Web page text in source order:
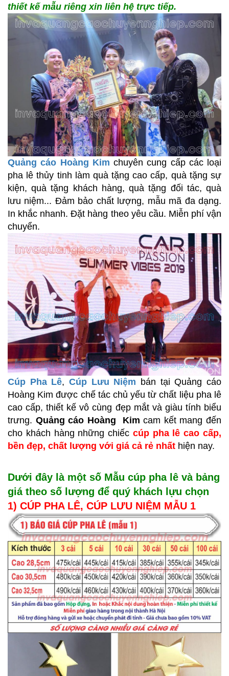
thiết kế mẫu riêng xin liên hệ trực tiếp.
Quảng cáo Hoàng Kim chuyên cung cấp các loại
pha lê thủy tinh làm quà tặng cao cấp, quà tặng sự
kiện, quà tặng khách hàng, quà tặng đối tác, quà
lưu niệm... Đảm bảo chất lượng, mẫu mã đa dạng.
In khắc nhanh. Đặt hàng theo yêu cầu. Miễn phí vận
chuyển.
Cúp Pha Lê,Cúp Lưu Niệm bán tại Quảng cáo
Hoàng Kim được chế tác chủ yếu từ chất liệu pha lê
cao cấp, thiết kế vô cùng đẹp mắt và giàu tính biểu
trưng. Quảng cáo Hoàng Kim cam kết mang đến
cho khách hàng những chiếc cúp pha lê cao cấp,
bền đẹp, chất lượng với giá cả rẻ nhất hiện nay.
Dưới đây là một số Mẫu cúp pha lê và bảng
giá theo số lượng để quý khách lựu chọn
1) CÚP PHA LÊ, CÚP LƯU NIỆM MẪU 1